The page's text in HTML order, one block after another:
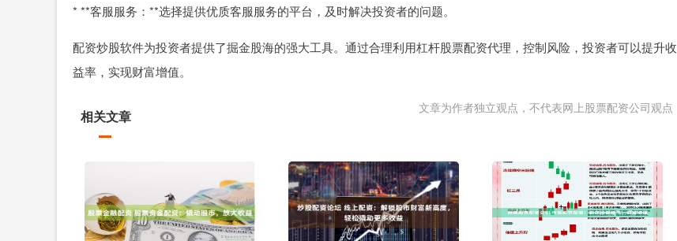
* **客服服务：**选择提供优质客服服务的平台，及时解决投资者的问题。
配资炒股软件为投资者提供了掘金股海的强大工具。通过合理利用杠杆股票配资代理，控制风险，投资者可以提升收
益率，实现财富增值。
文章为作者独立观点，不代表网上股票配资公司观点
相关文章